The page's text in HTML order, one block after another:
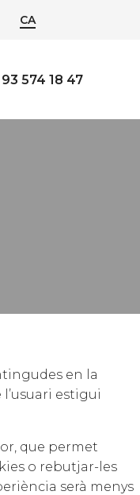
CA
93 574 18 47
en la
estigui
que permet
o rebutjar-les
serà menys